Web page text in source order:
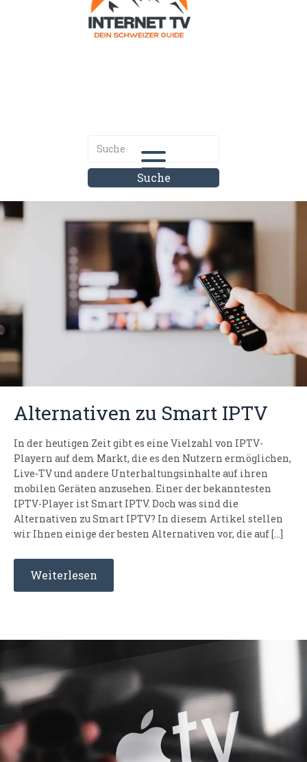
Alternativen zu Smart IPTV
In der heutigen Zeit gibt es eine Vielzahl von IPTV-
Playern auf dem Markt, die es den Nutzern ermöglichen,
Live-TV und andere Unterhaltungsinhalte auf ihren
mobilen Geräten anzusehen. Einer der bekanntesten
IPTV-Player ist Smart IPTV. Doch was sind die
Alternativen zu Smart IPTV? In diesem Artikel stellen
wir Ihnen einige der besten Alternativen vor, die auf […]
Weiterlesen